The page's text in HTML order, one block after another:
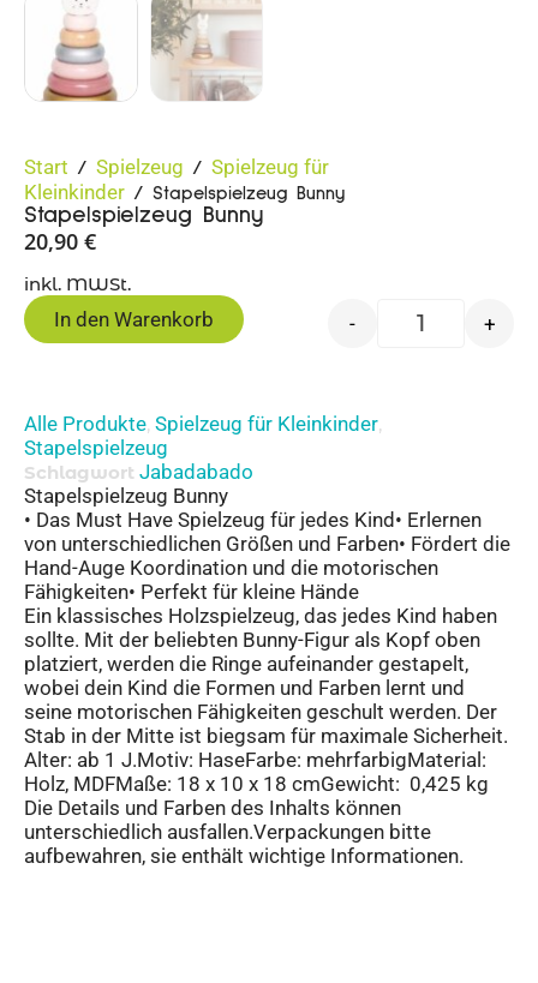
Start / Spielzeug / Spielzeug für
Kleinkinder / Stapelspielzeug Bunny
Stapelspielzeug Bunny
20,90 €
inkl. MWSt.
- +
In den Warenkorb
Alle Produkte, Spielzeug für Kleinkinder,
Stapelspielzeug
Schlagwort Jabadabado
Stapelspielzeug Bunny
• Das Must Have Spielzeug für jedes Kind• Erlernen
von unterschiedlichen Größen und Farben• Fördert die
Hand-Auge Koordination und die motorischen
Fähigkeiten• Perfekt für kleine Hände
Ein klassisches Holzspielzeug, das jedes Kind haben
sollte. Mit der beliebten Bunny-Figur als Kopf oben
platziert, werden die Ringe aufeinander gestapelt,
wobei dein Kind die Formen und Farben lernt und
seine motorischen Fähigkeiten geschult werden. Der
Stab in der Mitte ist biegsam für maximale Sicherheit.
Alter: ab 1 J.Motiv: HaseFarbe: mehrfarbigMaterial:
Holz, MDFMaße: 18 x 10 x 18 cmGewicht: 0,425 kg
Die Details und Farben des Inhalts können
unterschiedlich ausfallen.Verpackungen bitte
aufbewahren, sie enthält wichtige Informationen.